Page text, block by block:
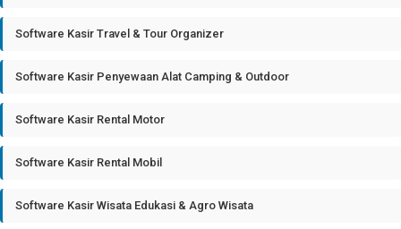
Software Kasir Travel & Tour Organizer
Software Kasir Penyewaan Alat Camping & Outdoor
Software Kasir Rental Motor
Software Kasir Rental Mobil
Software Kasir Wisata Edukasi & Agro Wisata